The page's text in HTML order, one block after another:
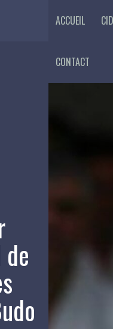
ACCUEIL
CONTACT